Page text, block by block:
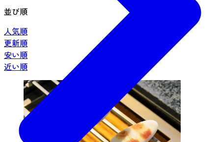
並び順
人気順
更新順
安い順
近い順